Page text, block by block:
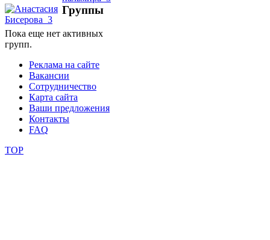
Группы
Пока еще нет активных
групп.
Реклама на сайте
Вакансии
Сотрудничество
Карта сайта
Ваши предложения
Контакты
FAQ
TOP